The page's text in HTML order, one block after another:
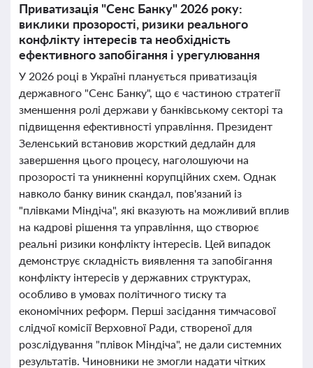
Приватизація "Сенс Банку" 2026 року:
виклики прозорості, ризики реального
конфлікту інтересів та необхідність
ефективного запобігання і урегулювання
У 2026 році в Україні планується приватизація
державного "Сенс Банку", що є частиною стратегії
зменшення ролі держави у банківському секторі та
підвищення ефективності управління. Президент
Зеленський встановив жорсткий дедлайн для
завершення цього процесу, наголошуючи на
прозорості та уникненні корупційних схем. Однак
навколо банку виник скандал, пов'язаний із
"плівками Міндіча", які вказують на можливий вплив
на кадрові рішення та управління, що створює
реальні ризики конфлікту інтересів. Цей випадок
демонструє складність виявлення та запобігання
конфлікту інтересів у державних структурах,
особливо в умовах політичного тиску та
економічних реформ. Перші засідання тимчасової
слідчої комісії Верховної Ради, створеної для
розслідування "плівок Міндіча", не дали системних
результатів. Чиновники не змогли надати чітких